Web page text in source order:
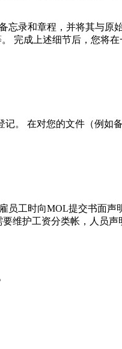
录和章程，并将其与原
完成上述细节后，您将
。 在对您的文件（例如
员工时向MOL提交书面
维护工资分类帐，人员